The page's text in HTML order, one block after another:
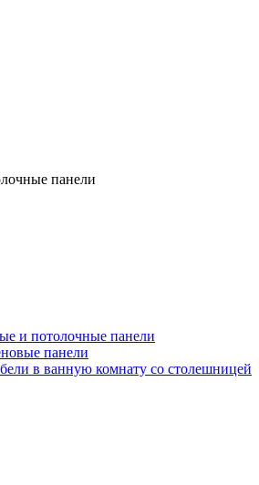
панели
и потолочные панели
панели
в ванную комнату со столешницей